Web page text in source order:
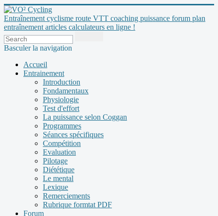
Entraînement cyclisme route VTT coaching puissance forum plan
entraînement articles calculateurs en ligne !
Basculer la navigation
Accueil
Entrainement
Introduction
Fondamentaux
Physiologie
Test d'effort
La puissance selon Coggan
Programmes
Séances spécifiques
Compétition
Evaluation
Pilotage
Diététique
Le mental
Lexique
Remerciements
Rubrique formtat PDF
Forum